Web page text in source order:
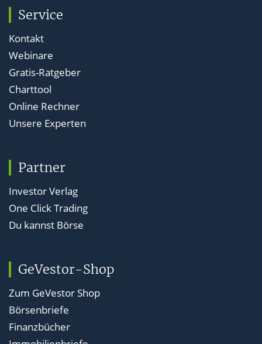
Service
Kontakt
Webinare
Gratis-Ratgeber
Charttool
Online Rechner
Unsere Experten
Partner
Investor Verlag
One Click Trading
Du kannst Börse
GeVestor-Shop
Zum GeVestor Shop
Börsenbriefe
Finanzbücher